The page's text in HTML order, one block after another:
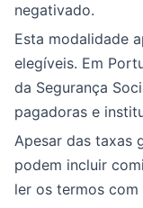
negativado.
Esta modalidade
elegíveis. Em
da Segurança
pagadoras e
Apesar das taxas
podem incluir
ler os termos com